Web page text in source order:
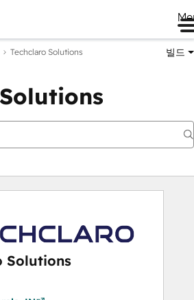
Techclaro Solutions 빌드
Solutions